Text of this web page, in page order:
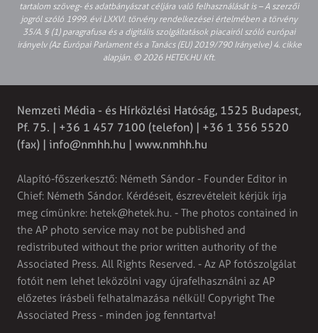
tartalom szöveg- és adatbányászat céljára való felhasználását is – A szerzői
jogról szóló 1999. évi LXXVI. törvény rendelkezései értelmében a törvény
35/A. § (1) paragrafusa és a digitális szolgáltatások piacairól szóló európai
irányelv (Az Európai Parlament és a Tanács (EU) 2019/790 Irányelve) 4. cikke
alapján. © 2026 HETEK.HU Kft.
Nemzeti Média - és Hírközlési Hatóság, 1525 Budapest,
Pf. 75. | +36 1 457 7100 (telefon) | +36 1 356 5520
(fax) | info@nmhh.hu | www.nmhh.hu
Alapító-főszerkesztő: Németh Sándor - Founder Editor in
Chief: Németh Sándor. Kérdéseit, észrevételeit kérjük írja
meg címünkre: hetek@hetek.hu. - The photos contained in
the AP photo service may not be published and
redistributed without the prior written authority of the
Associated Press. All Rights Reserved. - Az AP fotószolgálat
fotóit nem lehet leközölni vagy újrafelhasználni az AP
előzetes írásbeli felhatalmazása nélkül! Copyright The
Associated Press - minden jog fenntartva!